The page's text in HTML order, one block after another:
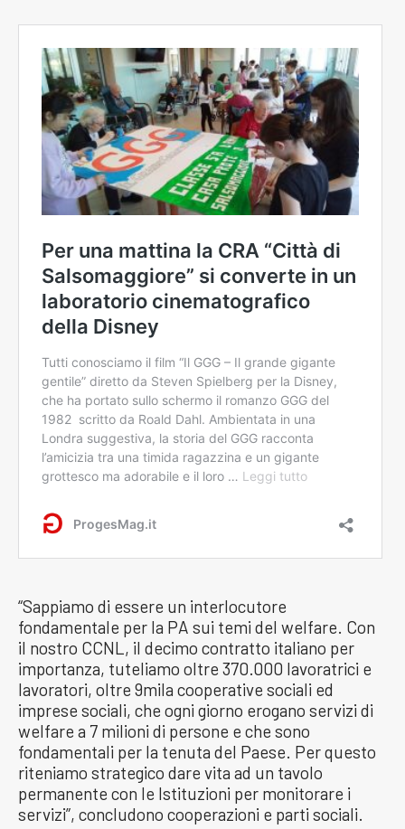
“Sappiamo di essere un interlocutore
fondamentale per la PA sui temi del welfare. Con
il nostro CCNL, il decimo contratto italiano per
importanza, tuteliamo oltre 370.000 lavoratrici e
lavoratori, oltre 9mila cooperative sociali ed
imprese sociali, che ogni giorno erogano servizi di
welfare a 7 milioni di persone e che sono
fondamentali per la tenuta del Paese. Per questo
riteniamo strategico dare vita ad un tavolo
permanente con le Istituzioni per monitorare i
servizi”, concludono cooperazioni e parti sociali.